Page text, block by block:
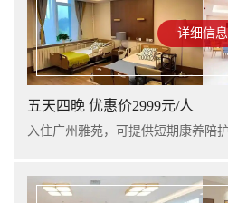
详细信息
五天四晚 优惠价2999元/人